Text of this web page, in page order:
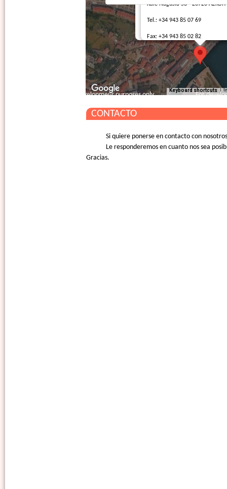
For
For development purposes only
Erribera Kalea 6, bajo - 20750
Tel.: +34 943 86 09 60
Fax: +34 943 86 06 39
Kale Nagusia 58 - 20720
Tel.: +34 943 85 07 69
Fax: +34 943 85 02 82
Keyboard shortcuts
CONTACTO
Si quiere ponerse en contacto con
Le responderemos en cuanto nos sea
Gracias.